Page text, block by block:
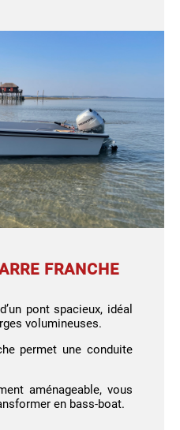
FRANCHE
pont spacieux, idéal
volumineuses.
permet une conduite
aménageable, vous
en bass-boat.